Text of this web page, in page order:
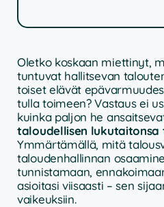
Oletko koskaan miettinyt,
tuntuvat hallitsevan
toiset elävät
tulla toimeen? Vastaus ei
kuinka paljon he
taloudellisen lukutaitonsa
Ymmärtämällä, mitä
taloudenhallinnan
tunnistamaan,
asioitasi viisaasti – sen
vaikeuksiin.